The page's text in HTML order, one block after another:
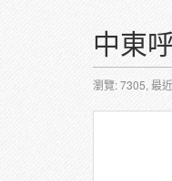
中東
瀏覽: 7305, 最